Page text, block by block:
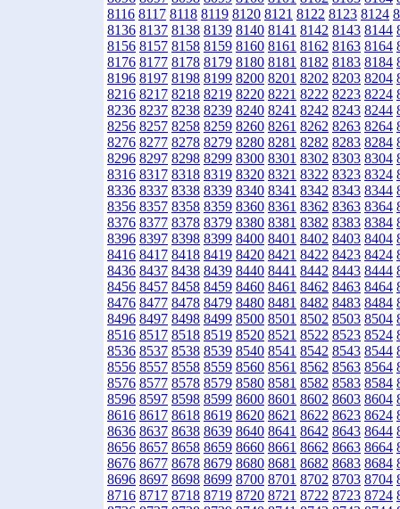
8116 8117 8118 8119 8120 8121 8122 8123 8124
8136 8137 8138 8139 8140 8141 8142 8143 8144
8156 8157 8158 8159 8160 8161 8162 8163 8164
8176 8177 8178 8179 8180 8181 8182 8183 8184
8196 8197 8198 8199 8200 8201 8202 8203 8204
8216 8217 8218 8219 8220 8221 8222 8223 8224
8236 8237 8238 8239 8240 8241 8242 8243 8244
8256 8257 8258 8259 8260 8261 8262 8263 8264
8276 8277 8278 8279 8280 8281 8282 8283 8284
8296 8297 8298 8299 8300 8301 8302 8303 8304
8316 8317 8318 8319 8320 8321 8322 8323 8324
8336 8337 8338 8339 8340 8341 8342 8343 8344
8356 8357 8358 8359 8360 8361 8362 8363 8364
8376 8377 8378 8379 8380 8381 8382 8383 8384
8396 8397 8398 8399 8400 8401 8402 8403 8404
8416 8417 8418 8419 8420 8421 8422 8423 8424
8436 8437 8438 8439 8440 8441 8442 8443 8444
8456 8457 8458 8459 8460 8461 8462 8463 8464
8476 8477 8478 8479 8480 8481 8482 8483 8484
8496 8497 8498 8499 8500 8501 8502 8503 8504
8516 8517 8518 8519 8520 8521 8522 8523 8524
8536 8537 8538 8539 8540 8541 8542 8543 8544
8556 8557 8558 8559 8560 8561 8562 8563 8564
8576 8577 8578 8579 8580 8581 8582 8583 8584
8596 8597 8598 8599 8600 8601 8602 8603 8604
8616 8617 8618 8619 8620 8621 8622 8623 8624
8636 8637 8638 8639 8640 8641 8642 8643 8644
8656 8657 8658 8659 8660 8661 8662 8663 8664
8676 8677 8678 8679 8680 8681 8682 8683 8684
8696 8697 8698 8699 8700 8701 8702 8703 8704
8716 8717 8718 8719 8720 8721 8722 8723 8724